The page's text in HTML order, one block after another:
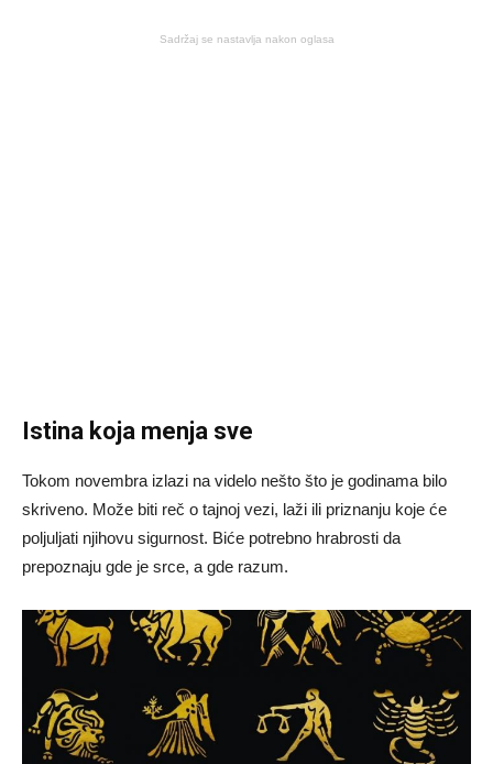
Sadržaj se nastavlja nakon oglasa
Istina koja menja sve
Tokom novembra izlazi na videlo nešto što je godinama bilo
skriveno. Može biti reč o tajnoj vezi, laži ili priznanju koje će
poljuljati njihovu sigurnost. Biće potrebno hrabrosti da
prepoznaju gde je srce, a gde razum.